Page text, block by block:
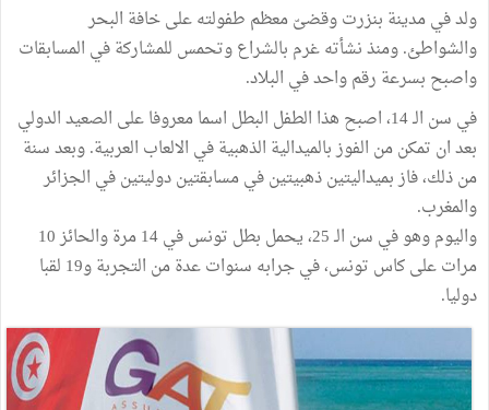
ولد في مدينة بنزرت وقضىّ معظم طفولته على خافة البحر
والشواطئ. ومنذ نشأته غرم بالشراع وتحمس للمشاركة في المسابقات
واصبح بسرعة رقم واحد في البلاد.
في سن الـ 14، اصبح هذا الطفل البطل اسما معروفا على الصعيد الدولي
بعد ان تمكن من الفوز بالميدالية الذهبية في الالعاب العربية. وبعد سنة
من ذلك، فاز بميداليتين ذهبيتين في مسابقتين دوليتين في الجزائر
والمغرب.
واليوم وهو في سن الـ 25، يحمل بطل تونس في 14 مرة والحائز 10
مرات على كاس تونس، في جرابه سنوات عدة من التجربة و19 لقبا
دوليا.